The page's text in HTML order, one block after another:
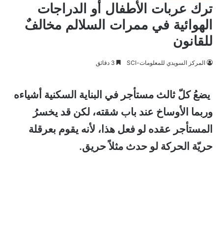
ترك عربات الأطفال أو الدراجات
الهوائية في ممرات السلالم مخالفٌ
للقانون
المركز السويدي للمعلومات-SCI
يضعُ كلّ ثالث مستأجر في البناية السكنية أشياءه
وربما الأوساخ عند باب شقته، لكن قد يخسرُ
المستأجر عقده لو فعل هذا، لأنه يقوم بعرقلة
حريّة الحركة لو حدث مثلاً حريق.